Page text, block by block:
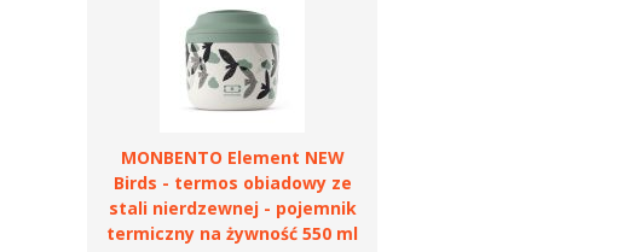
MONBENTO Element NEW
Birds - termos obiadowy ze
stali nierdzewnej - pojemnik
termiczny na żywność 550 ml